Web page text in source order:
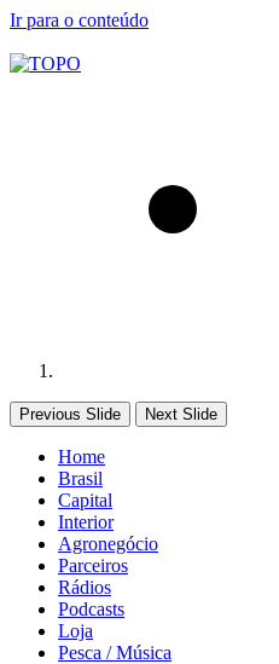
Ir para o conteúdo
Previous Slide Next Slide
Home
Brasil
Capital
Interior
Agronegócio
Parceiros
Rádios
Podcasts
Loja
Pesca / Música